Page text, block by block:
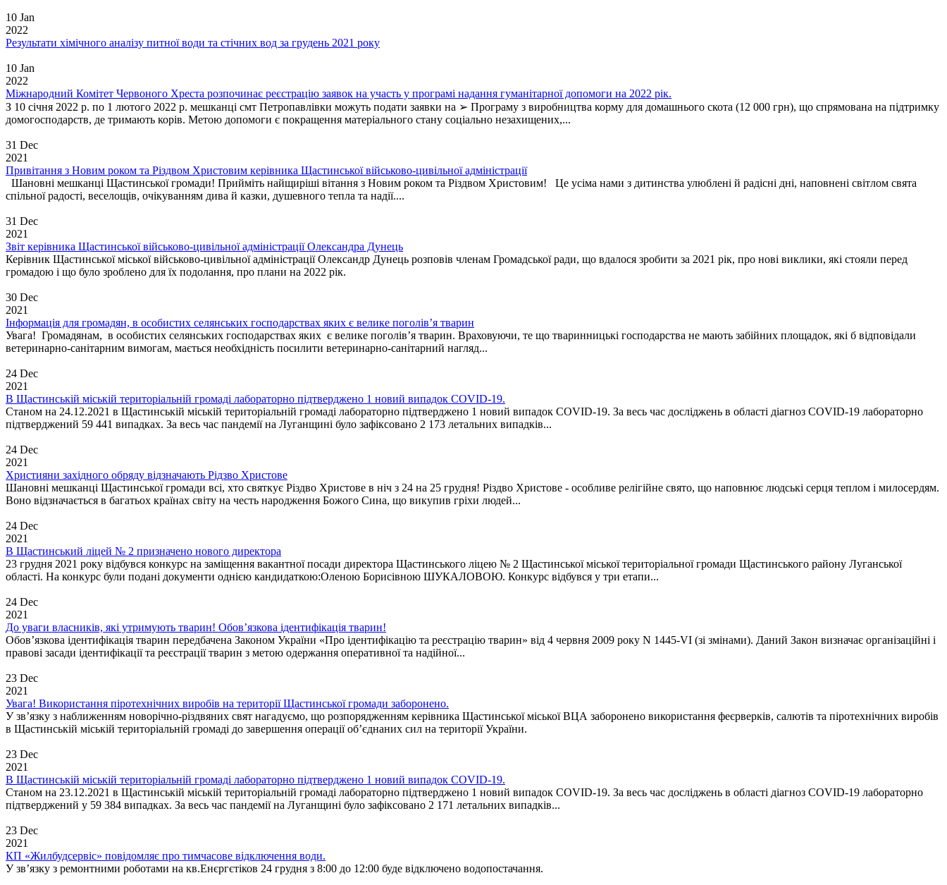
10 Jan
2022
Результати хімічного аналізу питної води та стічних вод за грудень 2021 року
10 Jan
2022
Міжнародний Комітет Червоного Хреста розпочинає реєстрацію заявок на участь у програмі надання гуманітарної допомоги на 2022 рік.
З 10 січня 2022 р. по 1 лютого 2022 р. мешканці смт Петропавлівки можуть подати заявки на ➢ Програму з виробництва корму для домашнього скота (12 000 грн), що спрямована на підтримку
домогосподарств, де тримають корів. Метою допомоги є покращення матеріального стану соціально незахищених,...
31 Dec
2021
Привітання з Новим роком та Різдвом Христовим керівника Щастинської військово-цивільної адміністрації
Шановні мешканці Щастинської громади! Прийміть найщиріші вітання з Новим роком та Різдвом Христовим! Це усіма нами з дитинства улюблені й радісні дні, наповнені світлом свята
спільної радості, веселощів, очікуванням дива й казки, душевного тепла та надії....
31 Dec
2021
Звіт керівника Щастинської військово-цивільної адміністрації Олександра Дунець
Керівник Щастинської міської військово-цивільної адміністрації Олександр Дунець розповів членам Громадської ради, що вдалося зробити за 2021 рік, про нові виклики, які стояли перед
громадою і що було зроблено для їх подолання, про плани на 2022 рік.
30 Dec
2021
Інформація для громадян, в особистих селянських господарствах яких є велике поголів’я тварин
Увага! Громадянам, в особистих селянських господарствах яких є велике поголів’я тварин. Враховуючи, те що тваринницькі господарства не мають забійних площадок, які б відповідали
ветеринарно-санітарним вимогам, мається необхідність посилити ветеринарно-санітарний нагляд...
24 Dec
2021
В Щастинській міській територіальній громаді лабораторно підтверджено 1 новий випадок COVID-19.
Станом на 24.12.2021 в Щастинській міській територіальній громаді лабораторно підтверджено 1 новий випадок COVID-19. За весь час досліджень в області діагноз COVID-19 лабораторно
підтверджений 59 441 випадках. За весь час пандемії на Луганщині було зафіксовано 2 173 летальних випадків...
24 Dec
2021
Християни західного обряду відзначають Рідзво Христове
Шановні мешканці Щастинської громади всі, хто святкує Різдво Христове в ніч з 24 на 25 грудня! Різдво Христове - особливе релігійне свято, що наповнює людські серця теплом і милосердям.
Воно відзначається в багатьох країнах світу на честь народження Божого Сина, що викупив гріхи людей...
24 Dec
2021
В Щастинський ліцей № 2 призначено нового директора
23 грудня 2021 року відбувся конкурс на заміщення вакантної посади директора Щастинського ліцею № 2 Щастинської міської територіальної громади Щастинського району Луганської
області. На конкурс були подані документи однією кандидаткою:Оленою Борисівною ШУКАЛОВОЮ. Конкурс відбувся у три етапи...
24 Dec
2021
До уваги власників, які утримують тварин! Обов’язкова ідентифікація тварин!
Обов’язкова ідентифікація тварин передбачена Законом України «Про ідентифікацію та реєстрацію тварин» від 4 червня 2009 року N 1445-VI (зі змінами). Даний Закон визначає організаційні і
правові засади ідентифікації та реєстрації тварин з метою одержання оперативної та надійної...
23 Dec
2021
Увага! Використання піротехнічних виробів на території Щастинської громади заборонено.
У зв’язку з наближенням новорічно-різдвяних свят нагадуємо, що розпорядженням керівника Щастинської міської ВЦА заборонено використання феєрверків, салютів та піротехнічних виробів
в Щастинській міській територіальній громаді до завершення операції об’єднаних сил на території України.
23 Dec
2021
В Щастинській міській територіальній громаді лабораторно підтверджено 1 новий випадок COVID-19.
Станом на 23.12.2021 в Щастинській міській територіальній громаді лабораторно підтверджено 1 новий випадок COVID-19. За весь час досліджень в області діагноз COVID-19 лабораторно
підтверджений у 59 384 випадках. За весь час пандемії на Луганщині було зафіксовано 2 171 летальних випадків...
23 Dec
2021
КП «Жилбудсервіс» повідомляє про тимчасове відключення води.
У зв’язку з ремонтними роботами на кв.Енєргєтіков 24 грудня з 8:00 до 12:00 буде відключено водопостачання.